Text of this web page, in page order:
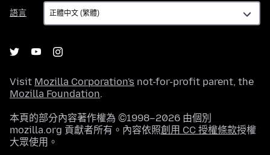
語言
語
言
Visit Mozilla Corporation's not-for-profit parent, the
Mozilla Foundation.
本頁的部分內容著作權為 ©1998–2026 由個別
mozilla.org 貢獻者所有。內容依照創用 CC 授權條款授權
大眾使用。